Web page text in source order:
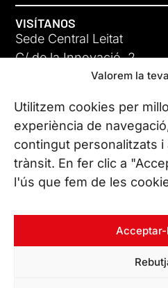
Valorem la
Utilitzem cookies per
experiència de
contingut personalitzats i
trànsit. En fer clic a
l'ús que fem de les
VISÍTANOS
Sede Central Leitat
C/ de la Innovació, 2
08225 Terrassa,
Conoce todas nuestras
CONTÁCTANOS
Tel. (+34) 937 882 300